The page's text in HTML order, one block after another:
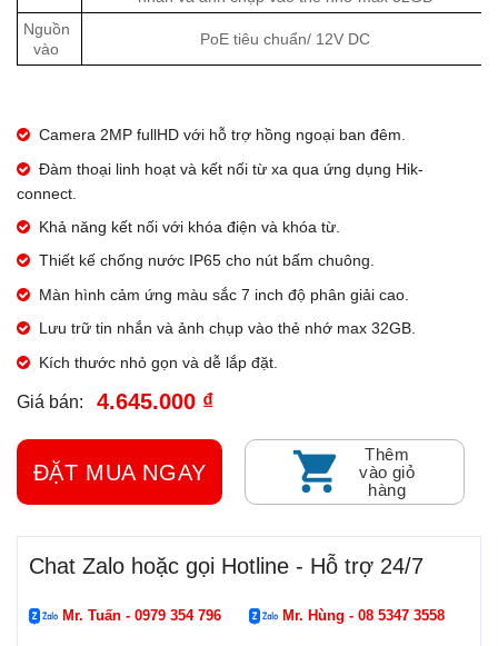
Nguồn
vào
PoE tiêu chuẩn/ 12V DC
Camera 2MP fullHD với hỗ trợ hồng ngoại ban đêm.
Đàm thoại linh hoạt và kết nối từ xa qua ứng dụng Hik-
connect.
Khả năng kết nối với khóa điện và khóa từ.
Thiết kế chống nước IP65 cho nút bấm chuông.
Màn hình cảm ứng màu sắc 7 inch độ phân giải cao.
Lưu trữ tin nhắn và ảnh chụp vào thẻ nhớ max 32GB.
Kích thước nhỏ gọn và dễ lắp đặt.
Giá bán: 4.645.000 ₫
ĐẶT MUA NGAY
Thêm
vào giỏ
hàng
Chat Zalo hoặc gọi Hotline - Hỗ trợ 24/7
Mr. Tuấn - 0979 354 796 Mr. Hùng - 08 5347 3558